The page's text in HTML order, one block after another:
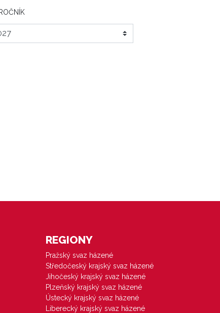
REGIONY
Pražský svaz házené
Středočeský krajský svaz házené
Jihočeský krajský svaz házené
Plzeňský krajský svaz házené
Ústecký krajský svaz házené
Liberecký krajský svaz házené